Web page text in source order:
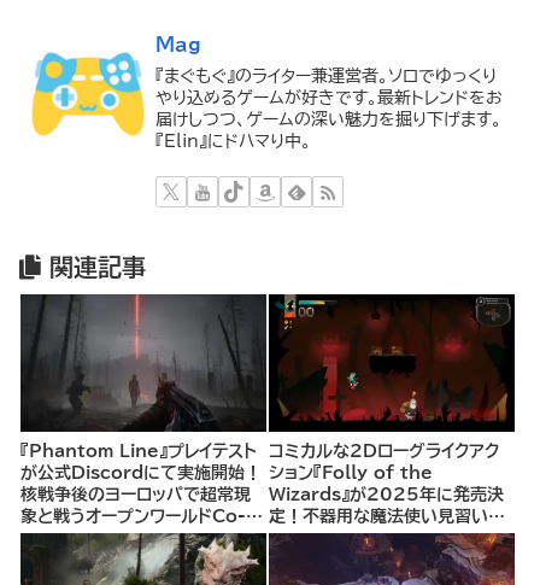
Mag
『まぐもぐ』のライター兼運営者。ソロでゆっくり
やり込めるゲームが好きです。最新トレンドをお
届けしつつ、ゲームの深い魅力を掘り下げます。
『Elin』にドハマり中。
関連記事
『Phantom Line』プレイテスト
が公式Discordにて実施開始！
核戦争後のヨーロッパで超常現
象と戦うオープンワールドCo-
opシューター
コミカルな2Dローグライクアク
ション『Folly of the
Wizards』が2025年に発売決
定！不器用な魔法使い見習いと
して、ランダム生成ダンジョンを
探索し、世界を救う冒険へ。